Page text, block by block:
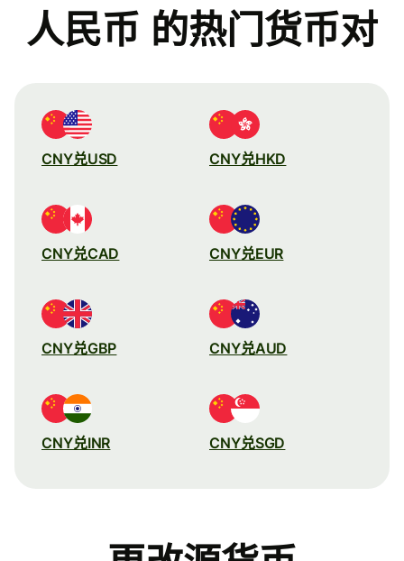
人民币 的热门货币对
CNY兑USD CNY兑HKD
CNY兑CAD CNY兑EUR
CNY兑GBP CNY兑AUD
CNY兑INR CNY兑SGD